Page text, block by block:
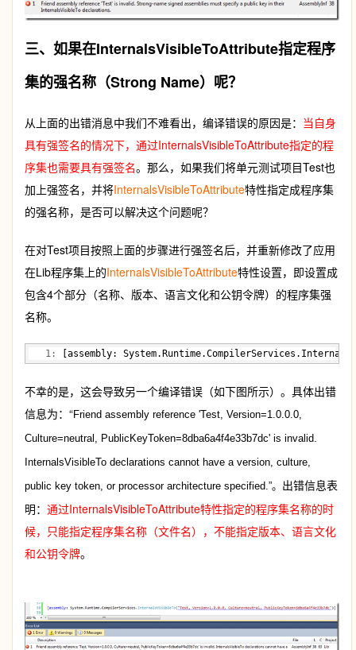
三、如果在InternalsVisibleToAttribute指定程序
集的强名称（Strong Name）呢？
从上面的出错消息中我们不难看出，编译错误的原因是： 当自身
具有强签名的情况下，通过InternalsVisibleToAttribute指定的程
序集也需要具有强签名。那么，如果我们将单元测试项目Test也
加上强签名，并将InternalsVisibleToAttribute特性指定成程序集
的强名称，是否可以解决这个问题呢？
在对Test项目按照上面的步骤进行强签名后，并重新修改了应用
在Lib程序集上的InternalsVisibleToAttribute特性设置，即设置成
包含4个部分（名称、版本、语言文化和公钥令牌）的程序集强
名称。
   1:
[assembly:
不幸的是，这会导致另一个编译错误（如下图所示）。具体出错
信息为：“Friend assembly reference 'Test, Version=1.0.0.0,
Culture=neutral, PublicKeyToken=8dba6a4f4e33b7dc' is invalid.
InternalsVisibleTo declarations cannot have a version, culture,
public key token, or processor architecture specified.”。 出错信息表
明： 通过InternalsVisibleToAttribute特性指定的程序集名称的时
候，只能指定程序集名称（文件名），不能指定版本、语言文化
和公钥令牌。